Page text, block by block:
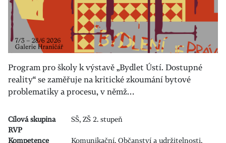
Program pro školy k výstavě „Bydlet Ústí. Dostupné
reality“ se zaměřuje na kritické zkoumání bytové
problematiky a procesu, v němž…
Cílová skupina
SŠ, ZŠ 2. stupeň
RVP
Kompetence
Komunikační, Občanství a udržitelnosti,